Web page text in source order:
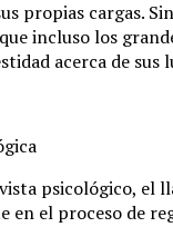
propias cargas.
incluso los
acerca de sus
psicológico, el
el proceso de